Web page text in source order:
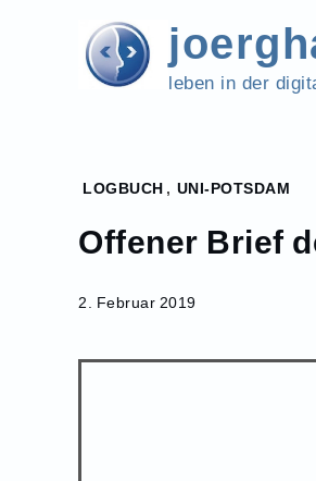
leben in der
Home
Februar
Offener Brief der
LOGBUCH , UNI-POTSDAM
Offener Brief
2. Februar 2019